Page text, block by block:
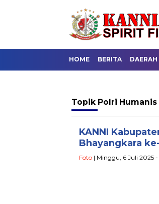
HOME BERITA DAERAH
Topik Polri Humanis
KANNI
Bhayangkara
Foto | Minggu, 6 Juli 2025 -